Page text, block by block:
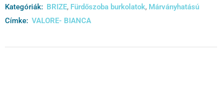
Kategóriák: BRIZE, Fürdőszoba burkolatok, Márványhatású
Címke: VALORE- BIANCA